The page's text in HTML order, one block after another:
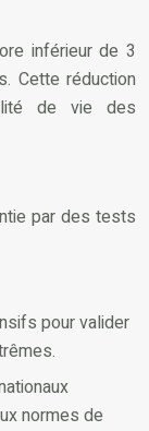
inférieur de 3
Cette réduction
de vie des
par des tests
pour valider
normes de